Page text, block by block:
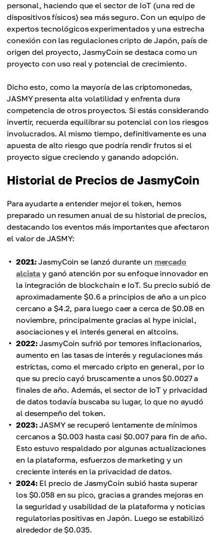
personal, haciendo que el sector de IoT (una red de
dispositivos físicos) sea más seguro. Con un equipo de
expertos tecnológicos experimentados y una estrecha
conexión con las regulaciones cripto de Japón, país de
origen del proyecto, JasmyCoin se destaca como un
proyecto con uso real y potencial de crecimiento.
Dicho esto, como la mayoría de las criptomonedas,
JASMY presenta alta volatilidad y enfrenta dura
competencia de otros proyectos. Si estás considerando
invertir, recuerda equilibrar su potencial con los riesgos
involucrados. Al mismo tiempo, definitivamente es una
apuesta de alto riesgo que podría rendir frutos si el
proyecto sigue creciendo y ganando adopción.
Historial de Precios de JasmyCoin
Para ayudarte a entender mejor el token, hemos
preparado un resumen anual de su historial de precios,
destacando los eventos más importantes que afectaron
el valor de JASMY:
2021: JasmyCoin se lanzó durante un mercado
alcista y ganó atención por su enfoque innovador en
la integración de blockchain e IoT. Su precio subió de
aproximadamente $0.6 a principios de año a un pico
cercano a $4.2, para luego caer a cerca de $0.08 en
noviembre, principalmente gracias al hype inicial,
asociaciones y el interés general en altcoins.
2022: JasmyCoin sufrió por temores inflacionarios,
aumento en las tasas de interés y regulaciones más
estrictas, como el mercado cripto en general, por lo
que su precio cayó bruscamente a unos $0.0027 a
finales de año. Además, el sector de IoT y privacidad
de datos todavía buscaba su lugar, lo que no ayudó
al desempeño del token.
2023: JASMY se recuperó lentamente de mínimos
cercanos a $0.003 hasta casi $0.007 para fin de año.
Esto estuvo respaldado por algunas actualizaciones
en la plataforma, esfuerzos de marketing y un
creciente interés en la privacidad de datos.
2024: El precio de JasmyCoin subió hasta superar
los $0.058 en su pico, gracias a grandes mejoras en
la seguridad y usabilidad de la plataforma y noticias
regulatorias positivas en Japón. Luego se estabilizó
alrededor de $0.035.